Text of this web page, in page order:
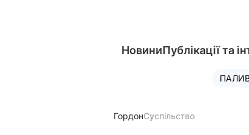
НовиниПублікації та
ГордонСуспільство